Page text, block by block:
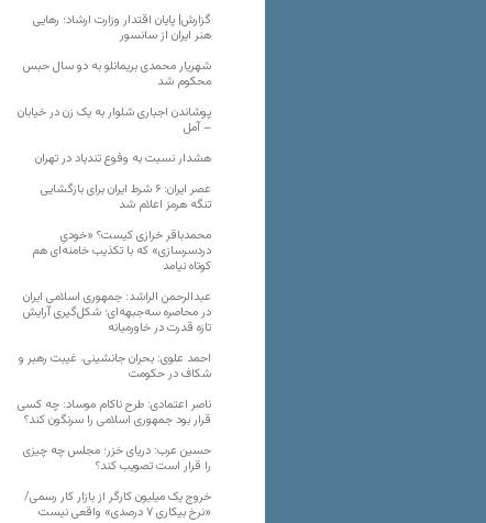
گزارش| پایان اقتدار وزارت ارشاد؛ رهایی
هنر ایران از سانسور
شهریار محمدی بریمانلو به دو سال حبس
محکوم شد
پوشاندن اجباری شلوار به یک زن در خیابان
– آمل
هشدار نسبت به وفوع تندباد در تهران
عصر ایران: ۶ شرط ایران برای بازگشایی
تنگه هرمز اعلام شد
محمدباقر خرازی کیست؟ «خودیِ
دردسرسازی» که با تکذیب خامنه‌ای هم
کوتاه نیامد
عبدالرحمن الراشد: جمهوری اسلامی ایران
در محاصره سه‌جبهه‌ای؛ شکل‌گیری آرایش
تازه قدرت در خاورمیانه
احمد علوی: بحران جانشینی، غیبت رهبر و
شکاف در حکومت
ناصر اعتمادی: طرح ناکام موساد: چه کسی
قرار بود جمهوری اسلامی را سرنگون کند؟
حسین عرب: دریای خزر؛ مجلس چه چیزی
را قرار است تصویب کند؟
خروج یک میلیون کارگر از بازار کار رسمی/
«نرخ بیکاری ۷ درصدی» واقعی نیست